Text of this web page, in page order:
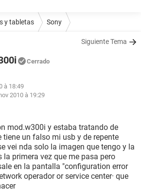
y tabletas Sony
Siguiente Tema
Cerrado
à 18:49
2010 à 19:29
mod.w300i y estaba tratando de
tiene un falso mi usb y de repente
vei nda solo la imagen que tengo y la
la primera vez que me pasa pero
en la pantalla "configuration error
operador or service center· que